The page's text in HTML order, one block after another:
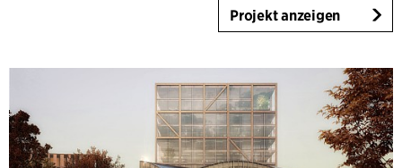
Projekt anzeigen